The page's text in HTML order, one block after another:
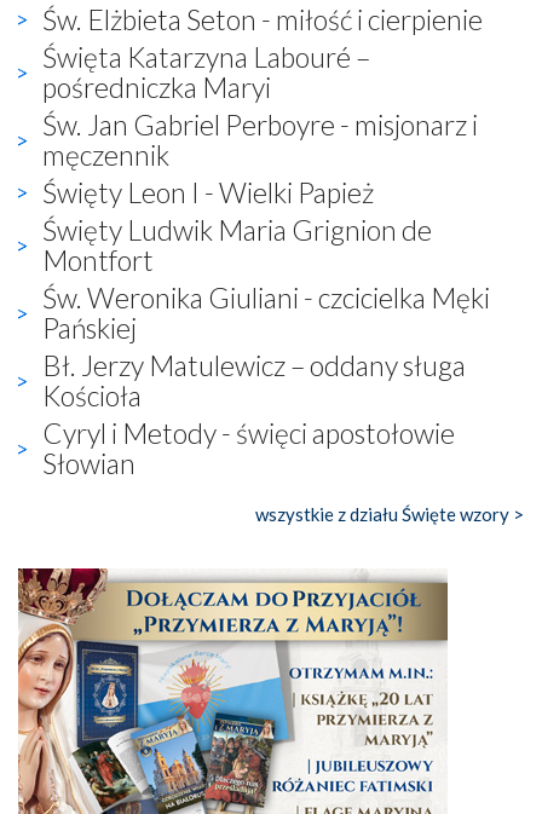
Św. Elżbieta Seton - miłość i cierpienie
Święta Katarzyna Labouré –
pośredniczka Maryi
Św. Jan Gabriel Perboyre - misjonarz i
męczennik
Święty Leon I - Wielki Papież
Święty Ludwik Maria Grignion de
Montfort
Św. Weronika Giuliani - czcicielka Męki
Pańskiej
Bł. Jerzy Matulewicz – oddany sługa
Kościoła
Cyryl i Metody - święci apostołowie
Słowian
wszystkie z działu Święte wzory >